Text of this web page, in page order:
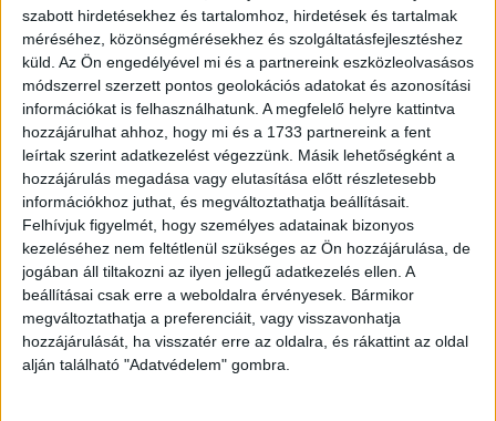
szabott hirdetésekhez és tartalomhoz, hirdetések és tartalmak
méréséhez, közönségmérésekhez és szolgáltatásfejlesztéshez
küld. Az Ön engedélyével mi és a partnereink eszközleolvasásos
módszerrel szerzett pontos geolokációs adatokat és azonosítási
információkat is felhasználhatunk. A megfelelő helyre kattintva
hozzájárulhat ahhoz, hogy mi és a 1733 partnereink a fent
leírtak szerint adatkezelést végezzünk. Másik lehetőségként a
hozzájárulás megadása vagy elutasítása előtt részletesebb
információkhoz juthat, és megváltoztathatja beállításait.
Felhívjuk figyelmét, hogy személyes adatainak bizonyos
kezeléséhez nem feltétlenül szükséges az Ön hozzájárulása, de
jogában áll tiltakozni az ilyen jellegű adatkezelés ellen. A
beállításai csak erre a weboldalra érvényesek. Bármikor
megváltoztathatja a preferenciáit, vagy visszavonhatja
hozzájárulását, ha visszatér erre az oldalra, és rákattint az oldal
alján található "Adatvédelem" gombra.
OLVASTA MÁR?
Globális sportszponzoráció és a jóllét új dimenziói